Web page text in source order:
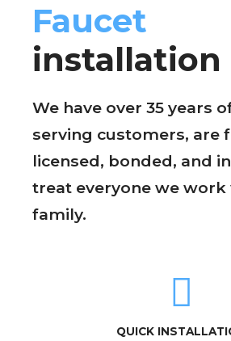
Faucet
installation
We have over 35 years
serving customers, are
licensed, bonded, and
treat everyone we
family.
QUICK